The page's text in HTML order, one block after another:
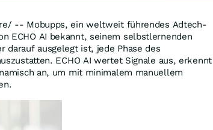
-- Mobupps, ein weltweit führendes Adtech-
ECHO AI bekannt, seinem selbstlernenden
darauf ausgelegt ist, jede Phase des
ECHO AI wertet Signale aus, erkennt
an, um mit minimalem manuellem